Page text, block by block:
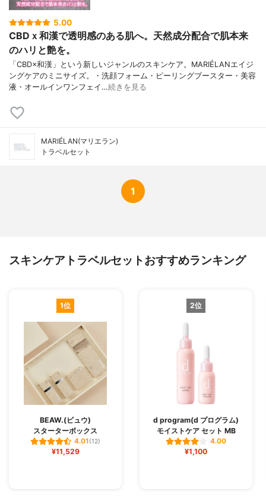
5.00
CBDｘ和漢で透明感のある肌へ。天然成分配合で肌本来
のハリと艶を。
「CBD×和漢」という新しいジャンルのスキンケア。MARIÉLANエイジ
ングケアのミニサイズ。・洗顔フォーム・ピーリングブースター・美容
液・オールインワンフェイ…続きを見る
MARIÉLAN(マリエラン)
トラベルセット
1
スキンケアトラベルセットおすすめランキング
1位
BEAW.(ビュウ)
スターターボックス
4.01(12)
¥11,529
2位
d program(d プログラム)
モイストケア セット MB
4.00
¥1,100